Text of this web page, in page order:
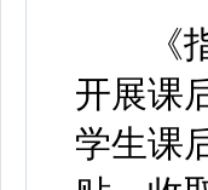
《指
开展课
学生课